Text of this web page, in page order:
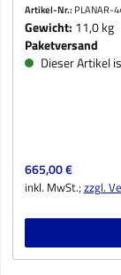
Artikel-Nr.: PLANAR-
Gewicht: 11,0 kg
Paketversand
Dieser Artikel
Regulärer Preis:
665,00 €
inkl. MwSt.;zzgl.